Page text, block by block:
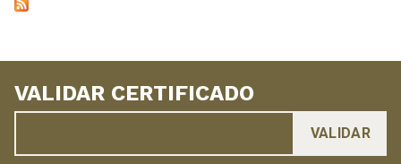
VALIDAR CERTIFICADO